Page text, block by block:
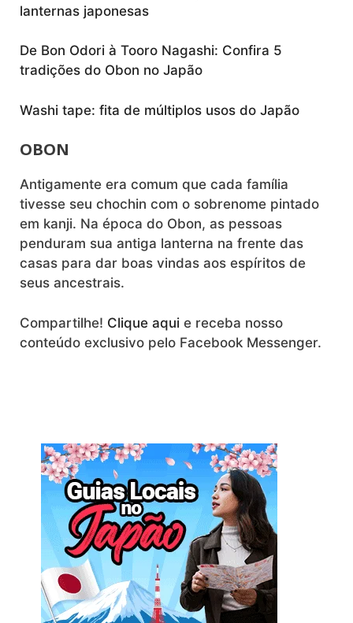
lanternas japonesas
De Bon Odori à Tooro Nagashi: Confira 5
tradições do Obon no Japão
Washi tape: fita de múltiplos usos do Japão
OBON
Antigamente era comum que cada família
tivesse seu chochin com o sobrenome pintado
em kanji. Na época do Obon, as pessoas
penduram sua antiga lanterna na frente das
casas para dar boas vindas aos espíritos de
seus ancestrais.
Compartilhe! Clique aqui e receba nosso
conteúdo exclusivo pelo Facebook Messenger.